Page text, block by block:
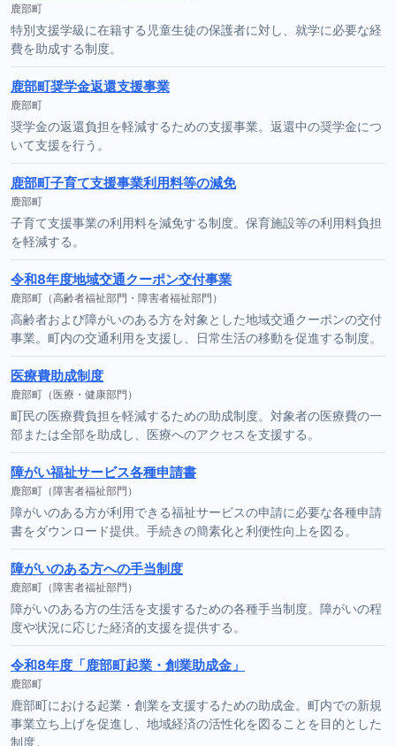
鹿部町
特別支援学級に在籍する児童生徒の保護者に対し、就学に必要な経
費を助成する制度。
鹿部町奨学金返還支援事業
鹿部町
奨学金の返還負担を軽減するための支援事業。返還中の奨学金につ
いて支援を行う。
鹿部町子育て支援事業利用料等の減免
鹿部町
子育て支援事業の利用料を減免する制度。保育施設等の利用料負担
を軽減する。
令和8年度地域交通クーポン交付事業
鹿部町（高齢者福祉部門・障害者福祉部門）
高齢者および障がいのある方を対象とした地域交通クーポンの交付
事業。町内の交通利用を支援し、日常生活の移動を促進する制度。
医療費助成制度
鹿部町（医療・健康部門）
町民の医療費負担を軽減するための助成制度。対象者の医療費の一
部または全部を助成し、医療へのアクセスを支援する。
障がい福祉サービス各種申請書
鹿部町（障害者福祉部門）
障がいのある方が利用できる福祉サービスの申請に必要な各種申請
書をダウンロード提供。手続きの簡素化と利便性向上を図る。
障がいのある方への手当制度
鹿部町（障害者福祉部門）
障がいのある方の生活を支援するための各種手当制度。障がいの程
度や状況に応じた経済的支援を提供する。
令和8年度「鹿部町起業・創業助成金」
鹿部町
鹿部町における起業・創業を支援するための助成金。町内での新規
事業立ち上げを促進し、地域経済の活性化を図ることを目的とした
制度。